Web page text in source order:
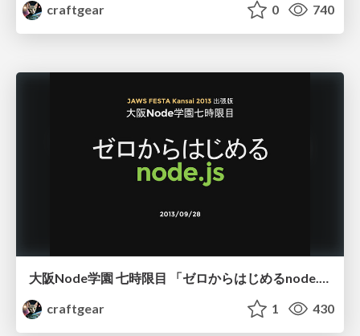
craftgear
0 740
大阪Node学園 七時限目 「ゼロからはじめるnode.js」
craftgear
1 430